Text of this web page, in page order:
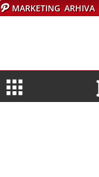
MARKETING ARHIVA